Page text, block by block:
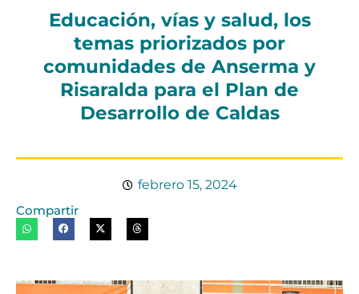
Educación, vías y salud, los
temas priorizados por
comunidades de Anserma y
Risaralda para el Plan de
Desarrollo de Caldas
febrero 15, 2024
Compartir